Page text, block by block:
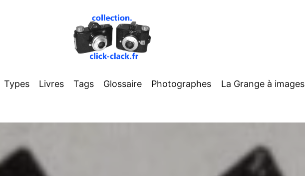
Types Livres Tags Glossaire Photographes La Grange à images